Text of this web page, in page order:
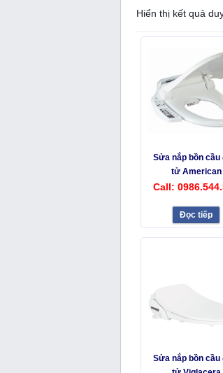
Hiển thị kết quả
Sửa nắp bồn cầu
tử American
Call:
Đọc tiếp
Sửa nắp bồn cầu